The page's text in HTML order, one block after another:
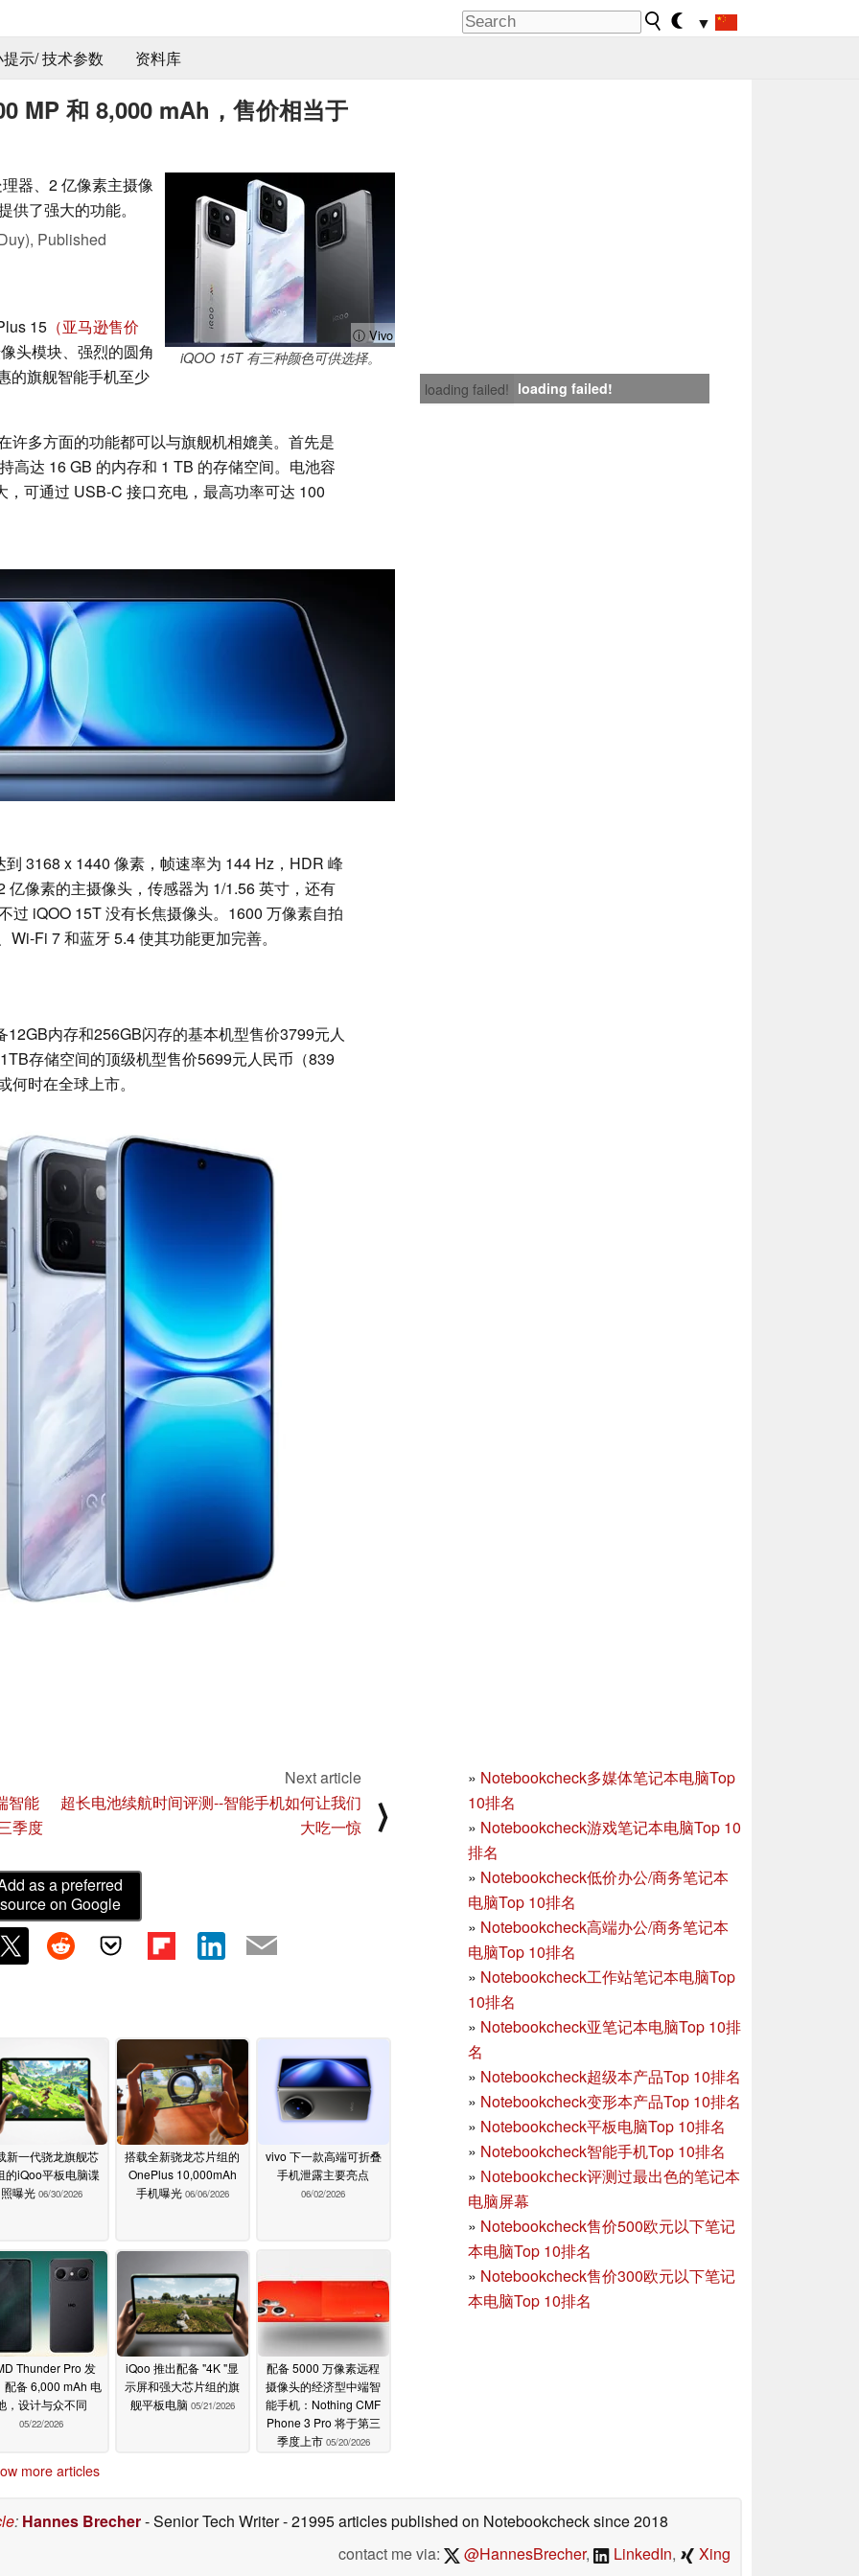
▼
示/ 技术参数
资料库
MP 和 8,000 mAh，售价相当于
ⓘ Vivo
iQOO 15T 有三种颜色可供选择。
器、2 亿像素主摄像
了强大的功能。
Published
loading failed! loading failed!
15 （亚马逊售价
头模块、强烈的圆角
的旗舰智能手机至少
许多方面的功能都可以与旗舰机相媲美。首先是
高达 16 GB 的内存和 1 TB 的存储空间。电池容
可通过 USB-C 接口充电，最高功率可达 100
3168 x 1440 像素，帧速率为 144 Hz，HDR 峰
像素的主摄像头，传感器为 1/1.56 英寸，还有
过 iQOO 15T 没有长焦摄像头。1600 万像素自拍
Fi 7 和蓝牙 5.4 使其功能更加完善。
内存和256GB闪存的基本机型售价3799元人
存储空间的顶级机型售价5699元人民币（839
时在全球上市。
» Notebookcheck多媒体笔记本电脑Top
10排名
» Notebookcheck游戏笔记本电脑Top 10
排名
» Notebookcheck低价办公/商务笔记本
电脑Top 10排名
» Notebookcheck高端办公/商务笔记本
电脑Top 10排名
» Notebookcheck工作站笔记本电脑Top
10排名
» Notebookcheck亚笔记本电脑Top 10排
名
» Notebookcheck超级本产品Top 10排名
» Notebookcheck变形本产品Top 10排名
» Notebookcheck平板电脑Top 10排名
» Notebookcheck智能手机Top 10排名
» Notebookcheck评测过最出色的笔记本
电脑屏幕
» Notebookcheck售价500欧元以下笔记
本电脑Top 10排名
» Notebookcheck售价300欧元以下笔记
本电脑Top 10排名
智能
季度
Next article
超长电池续航时间评测--智能手机如何让我们
大吃一惊
⟩
as a preferred
source on Google
新一代骁龙旗舰芯
的iQoo平板电脑谍
照曝光 06/30/2026
搭载全新骁龙芯片组的
OnePlus 10,000mAh
手机曝光 06/06/2026
vivo 下一款高端可折叠
手机泄露主要亮点
06/02/2026
Thunder Pro 发
配备 6,000 mAh 电
，设计与众不同
05/22/2026
iQoo 推出配备 "4K "显
示屏和强大芯片组的旗
舰平板电脑 05/21/2026
配备 5000 万像素远程
摄像头的经济型中端智
能手机：Nothing CMF
Phone 3 Pro 将于第三
季度上市 05/20/2026
more articles
: Hannes Brecher- Senior Tech Writer- 21995 articles published on Notebookchecksince 2018
contact me via:
@HannesBrecher, LinkedIn, Xing